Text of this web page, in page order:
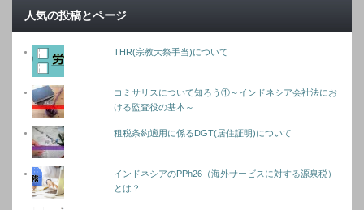
人気の投稿とページ
THR(宗教大祭手当)について
コミサリスについて知ろう①～インドネシア会社法にお
ける監査役の基本～
租税条約適用に係るDGT(居住証明)について
インドネシアのPPh26（海外サービスに対する源泉税）
とは？